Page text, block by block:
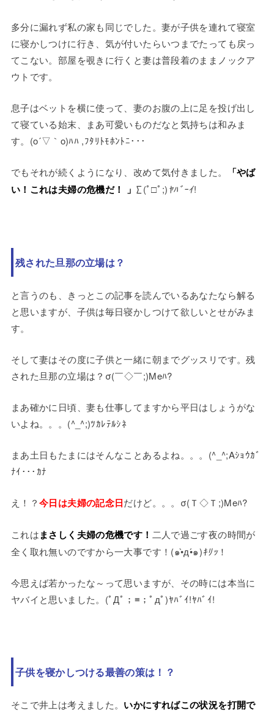
多分に漏れず私の家も同じでした。妻が子供を連れて寝室
に寝かしつけに行き、気が付いたらいつまでたっても戻っ
てこない。部屋を覗きに行くと妻は普段着のままノックア
ウトです。
息子はベットを横に使って、妻のお腹の上に足を投げ出し
て寝ている始末、まあ可愛いものだなと気持ちは和みま
す。(o´▽｀o)ﾊﾊ ,ﾌﾀﾘﾄﾓﾎﾝﾄﾆ･･･
でもそれが続くようになり、改めて気付きました。
「やば
い！これは夫婦の危機だ！
」 ∑(ﾟ□ﾟ;)ﾔﾊﾞｰｲ!
残された旦那の立場は？
と言うのも、きっとこの記事を読んでいるあなたなら解る
と思いますが、子供は毎日寝かしつけて欲しいとせがみま
す。
そして妻はその度に子供と一緒に朝までグッスリです。残
された旦那の立場は？ σ(￣◇￣;)Meﾊ?
まあ確かに日頃、妻も仕事してますから平日はしょうがな
いよね。。。(^_^;)ﾂｶﾚﾃﾙｼﾈ
まあ土日もたまにはそんなことあるよね。。。(^_^;Aｼｮｳｶﾞ
ﾅｲ･･･ｶﾅ
え！？今日は夫婦の記念日だけど。。。 σ(Ｔ◇Ｔ;)Meﾊ?
これはまさしく夫婦の危機です！ 二人で過ごす夜の時間が
全く取れ無いのですから一大事です！ (๑•̀д•́๑)ｷﾘｯ！
今思えば若かったな～って思いますが、その時には本当に
ヤバイと思いました。 (ﾟДﾟ；≡；ﾟдﾟ)ﾔﾊﾞｲ!ﾔﾊﾞｲ!
子供を寝かしつける最善の策は！？
そこで井上は考えました。 いかにすればこの状況を打開で